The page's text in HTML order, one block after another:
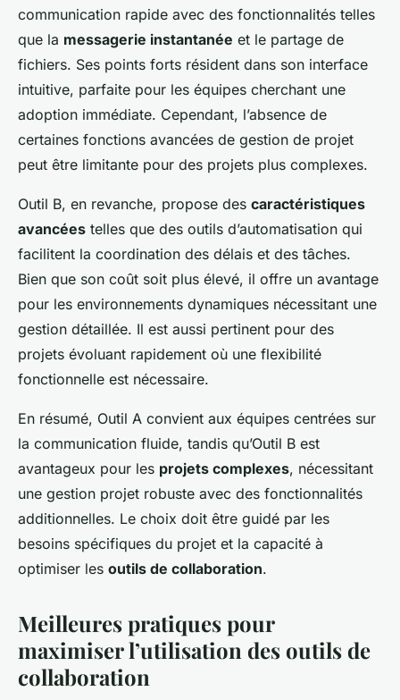
communication rapide avec des fonctionnalités telles
que la messagerie instantanée et le partage de
fichiers. Ses points forts résident dans son interface
intuitive, parfaite pour les équipes cherchant une
adoption immédiate. Cependant, l’absence de
certaines fonctions avancées de gestion de projet
peut être limitante pour des projets plus complexes.
Outil B, en revanche, propose des caractéristiques
avancées telles que des outils d’automatisation qui
facilitent la coordination des délais et des tâches.
Bien que son coût soit plus élevé, il offre un avantage
pour les environnements dynamiques nécessitant une
gestion détaillée. Il est aussi pertinent pour des
projets évoluant rapidement où une flexibilité
fonctionnelle est nécessaire.
En résumé, Outil A convient aux équipes centrées sur
la communication fluide, tandis qu’Outil B est
avantageux pour les projets complexes, nécessitant
une gestion projet robuste avec des fonctionnalités
additionnelles. Le choix doit être guidé par les
besoins spécifiques du projet et la capacité à
optimiser les outils de collaboration.
Meilleures pratiques pour
maximiser l’utilisation des outils de
collaboration